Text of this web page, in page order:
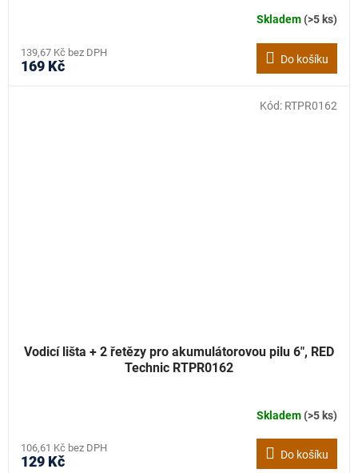
Skladem(>5 ks)
139,67 Kč bez DPH
169 Kč Do košíku
Vodicí lišta + 2 řetězy pro akumulátorovou pilu 6", RED
Technic RTPR0162
Skladem(>5 ks)
106,61 Kč bez DPH
129 Kč Do košíku
Kód: RTPR0162